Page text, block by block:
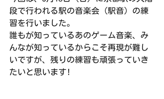
段で行われる駅の音楽会（駅音）の練
習を行いました。
誰もが知っているあのゲーム音楽、み
んなが知っているからこそ再現が難し
いですが、残りの練習も頑張っていき
たいと思います!